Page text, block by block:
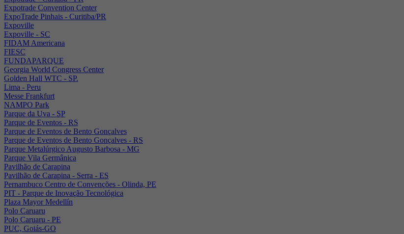
Expotrade Convention Center
ExpoTrade Pinhais - Curitiba/PR
Expoville
Expoville - SC
FIDAM Americana
FIESC
FUNDAPARQUE
Georgia World Congress Center
Golden Hall WTC - SP.
Lima - Peru
Messe Frankfurt
NAMPO Park
Parque da Uva - SP
Parque de Eventos - RS
Parque de Eventos de Bento Gonçalves
Parque de Eventos de Bento Gonçalves - RS
Parque Metalúrgico Augusto Barbosa - MG
Parque Vila Germânica
Pavilhão de Carapina
Pavilhão de Carapina - Serra - ES
Pernambuco Centro de Convenções - Olinda, PE
PIT - Parque de Inovação Tecnológica
Plaza Mayor Medellín
Polo Caruaru
Polo Caruaru - PE
PUC, Goiás-GO